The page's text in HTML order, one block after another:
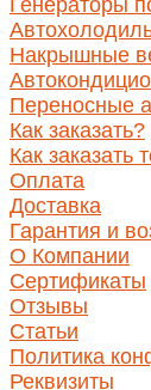
Генераторы
Накрышные
Переносные
Как заказать?
Как заказать
Оплата
Доставка
Гарантия и
О Компании
Сертификаты
Отзывы
Статьи
Политика
Реквизиты